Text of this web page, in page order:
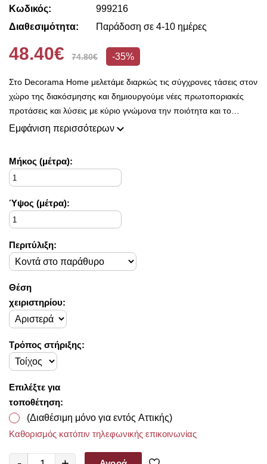
Κωδικός:
999216
Διαθεσιμότητα:
Παράδοση σε 4-10 ημέρες
48.40€ 74.80€ -35%
Στο Decorama Home μελετάμε διαρκώς τις σύγχρονες τάσεις στον
χώρο της διακόσμησης και δημιουργούμε νέες πρωτοποριακές
προτάσεις και λύσεις με κύριο γνώμονα την ποιότητα και το
ασύγκριτο design, προκειμένου να είμαστε πάντοτε σε θέση να
φρέσκες ιδέες διακόσμησης, που ικανοποιούν ακόμη και τους πιο
απαιτητικούς!
Στο Decorama Home έχουμε ως στόχο να χαρίσουμε χρώμα και
ασύγκριτο στυλ στο προσωπικό σας χώρο και να τον αναδείξουμε
με τον πιο όμορφο τρόπο!
Εμφάνιση περισσότερων
Mήκος (μέτρα):
Ύψος (μέτρα):
Περιτύλιξη:
Θέση
χειριστηρίου:
Τρόπος στήριξης:
Επιλέξτε για
τοποθέτηση:
(Διαθέσιμη μόνο για εντός Αττικής)
Καθορισμός κατόπιν τηλεφωνικής επικοινωνίας